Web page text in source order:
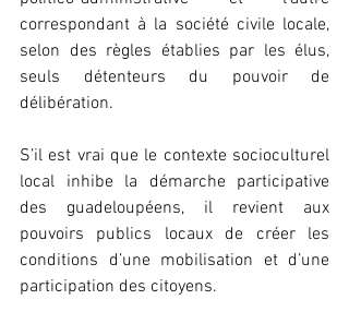
correspondant à la société civile locale,
selon des règles établies par les élus,
seuls détenteurs du pouvoir de
délibération.
S’il est vrai que le contexte socioculturel
local inhibe la démarche participative
des guadeloupéens, il revient aux
pouvoirs publics locaux de créer les
conditions d’une mobilisation et d’une
participation des citoyens.